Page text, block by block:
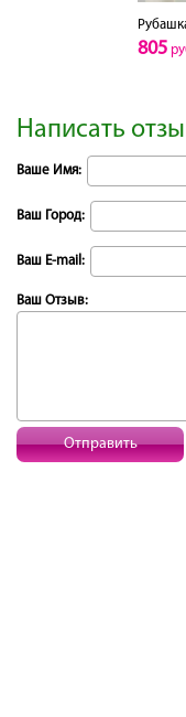
805
Написать
Ваше Имя:
Ваш Город:
Ваш E-mail:
Ваш Отзыв:
Отправить